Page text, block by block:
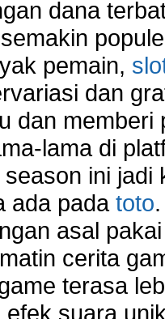
dana
pemain,
dan
dan
lama di
ini
ada pada toto
asal
cerita
terasa
suara